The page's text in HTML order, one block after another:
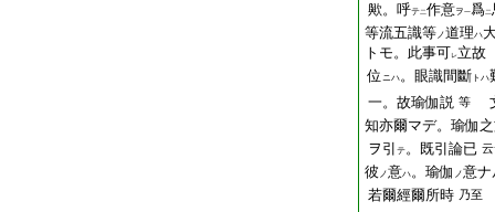
歟。呼テ二作意ヲ一爲二
等流五識等ノ道理ハ
トモ。此事可レ立故
位 ニハ。眼識間斷 トハ
一。故瑜伽説 等
知亦爾マデ。瑜伽
ヲ引
テ。既引論已
彼 ノ意ハ。瑜伽 ノ意ナ
若爾經爾所時 乃至